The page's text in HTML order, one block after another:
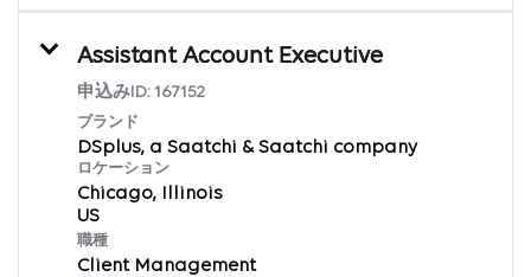
Assistant Account Executive
申込みID: 167152
ブランド
DSplus, a Saatchi & Saatchi company
ロケーション
Chicago, Illinois
職種
Client Management